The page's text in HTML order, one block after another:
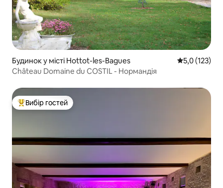
Будинок у місті Hottot-les-Bagues Середня
5,0 (123)
Château Domaine du COSTIL - Нормандія
Топ вибір гостей
Вибір гостей